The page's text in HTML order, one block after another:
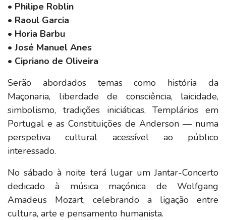
•⁠ ⁠ Philipe Roblin
•⁠ ⁠ Raoul Garcia
•⁠ ⁠ Horia Barbu
•⁠ ⁠José Manuel Anes
•⁠ ⁠ Cipriano de Oliveira
Serão abordados temas como história da
Maçonaria, liberdade de consciência, laicidade,
simbolismo, tradições iniciáticas, Templários em
Portugal e as Constituições de Anderson — numa
perspetiva cultural acessível ao público
interessado.
No sábado à noite terá lugar um Jantar-Concerto
dedicado à música maçónica de Wolfgang
Amadeus Mozart, celebrando a ligação entre
cultura, arte e pensamento humanista.